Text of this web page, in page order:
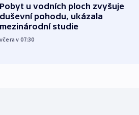
Pobyt u vodních ploch zvyšuje
duševní pohodu, ukázala
mezinárodní studie
včera v 07:30